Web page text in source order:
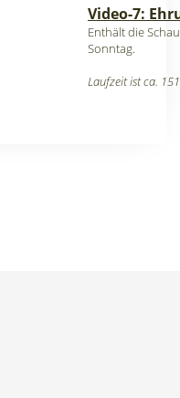
Video-7:
Enthält die
Sonntag.
Laufzeit ist ca.